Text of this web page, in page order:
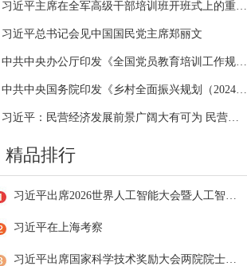
习近平主席在全军高级干部培训班开班式上的重要讲话引领全军开展思想整风、深化政治整训
习近平总书记会见中国国民党主席郑丽文
中共中央办公厅印发《全国党员教育培训工作规划（2024－2028年）》
中共中央国务院印发《乡村全面振兴规划（2024—2027年）》
习近平：民营经济发展前景广阔大有可为 民营企业和民营企业家大显身手正当其时
精品排行
习近平出席2026世界人工智能大会暨人工智能全球治理高级别会议开幕式并发表主旨讲话
习近平在上海考察
习近平出席国家科学技术奖励大会两院院士大会中国科协第十一次全国代表大会并发表重要讲话